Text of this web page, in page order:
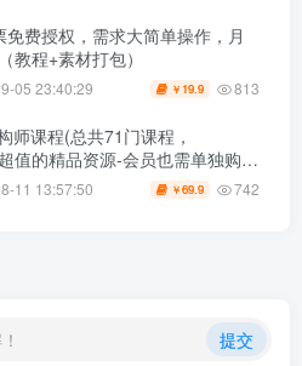
免费授权，需求大简单操作，月
教程+素材打包）
05 23:40:29 ￥ 19.9 813
师课程(总共71门课程，
值的精品资源-会员也需单独购买
11 13:57:50 ￥69.9 742
提交